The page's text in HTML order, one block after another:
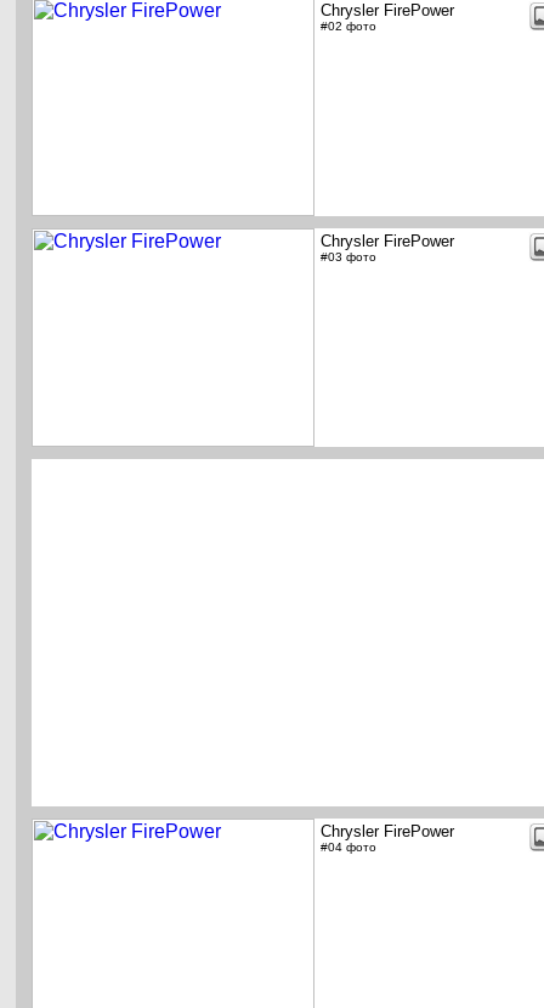
Chrysler FirePower
#02 фото
Chrysler FirePower
#03 фото
Chrysler FirePower
#04 фото